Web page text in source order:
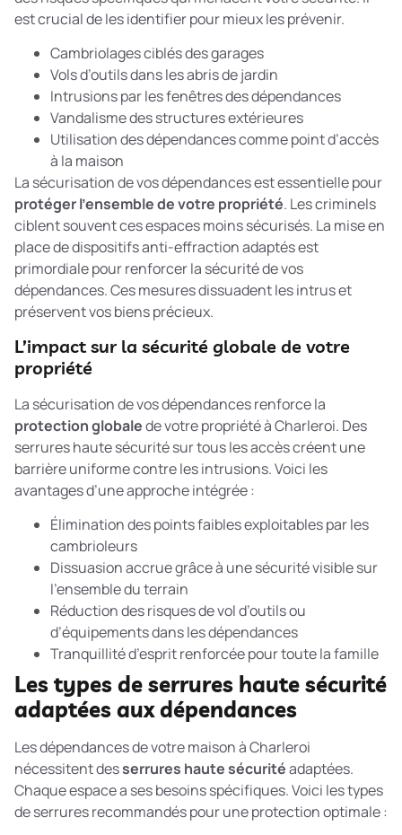
est crucial de les identifier pour mieux les prévenir.
Cambriolages ciblés des garages
Vols d’outils dans les abris de jardin
Intrusions par les fenêtres des dépendances
Vandalisme des structures extérieures
Utilisation des dépendances comme point d’accès
à la maison
La sécurisation de vos dépendances est essentielle pour
protéger l’ensemble de votre propriété. Les criminels
ciblent souvent ces espaces moins sécurisés. La mise en
place dedispositifs anti-effractionadaptés est
primordiale pour renforcer la sécurité de vos
dépendances. Ces mesures dissuadent les intrus et
préservent vos biens précieux.
L’impact sur la sécurité globale de votre
propriété
La sécurisation de vos dépendances renforce la
protection globalede votre propriété à Charleroi. Des
serrures haute sécurité sur tous les accès créent une
barrière uniforme contre les intrusions. Voici les
avantages d’une approche intégrée :
Élimination des points faibles exploitables par les
cambrioleurs
Dissuasion accrue grâce à une sécurité visible sur
l’ensemble du terrain
Réduction des risques de vol d’outils ou
d’équipements dans les dépendances
Tranquillité d’esprit renforcée pour toute la famille
Les types de serrures haute sécurité
adaptées aux dépendances
Les dépendances de votre maison à Charleroi
nécessitent desserrures haute sécuritéadaptées.
Chaque espace a ses besoins spécifiques. Voici les types
de serrures recommandés pour une protection optimale :